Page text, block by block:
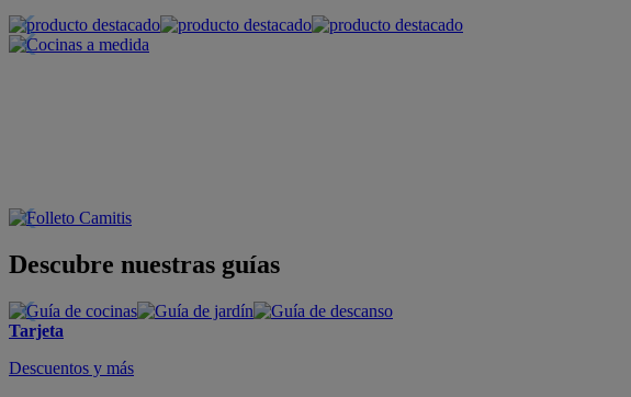
Descubre nuestras guías
Tarjeta
Descuentos y más